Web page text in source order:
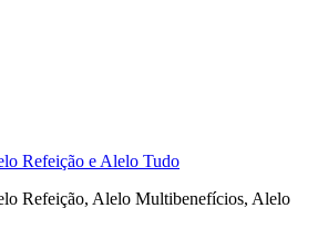
Refeição e Alelo Tudo
Refeição, Alelo Multibenefícios, Alelo